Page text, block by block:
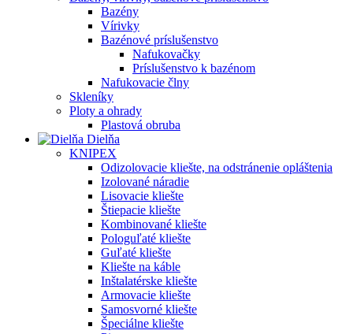
Bazény
Vírivky
Bazénové príslušenstvo
Nafukovačky
Príslušenstvo k bazénom
Nafukovacie člny
Skleníky
Ploty a ohrady
Plastová obruba
Dielňa
KNIPEX
Odizolovacie kliešte, na odstránenie opláštenia
Izolované náradie
Lisovacie kliešte
Štiepacie kliešte
Kombinované kliešte
Pologuľaté kliešte
Guľaté kliešte
Kliešte na káble
Inštalatérske kliešte
Armovacie kliešte
Samosvorné kliešte
Špeciálne kliešte